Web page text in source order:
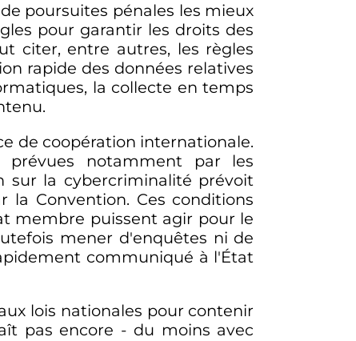
poursuites pénales les mieux
pour garantir les droits des
citer, entre autres, les règles
rapide des données relatives
la collecte en temps
de coopération internationale.
prévues notamment par les
sur la cybercriminalité prévoit
la Convention. Ces conditions
membre puissent agir pour le
mener d'enquêtes ni de
communiqué à l'État
lois nationales pour contenir
pas encore - du moins avec